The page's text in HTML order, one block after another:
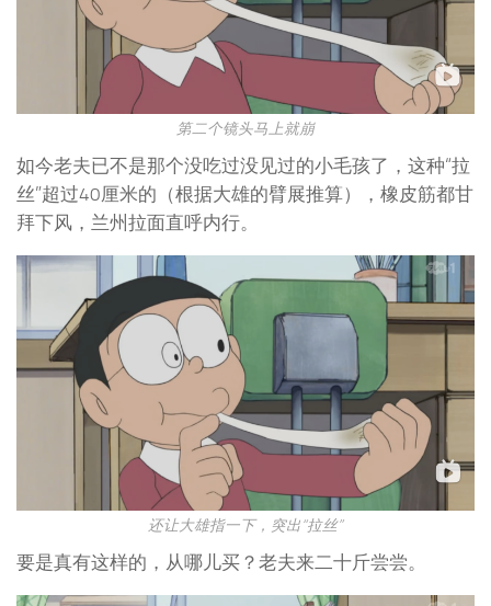
第二个镜头马上就崩
如今老夫已不是那个没吃过没见过的小毛孩了，这种“拉
丝”超过40厘米的（根据大雄的臂展推算），橡皮筋都甘
拜下风，兰州拉面直呼内行。
还让大雄指一下，突出“拉丝”
要是真有这样的，从哪儿买？老夫来二十斤尝尝。